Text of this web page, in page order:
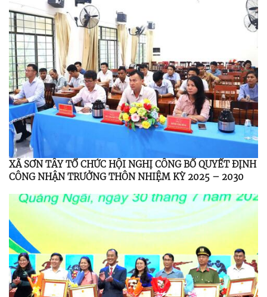
XÃ SƠN TÂY TỔ CHỨC HỘI NGHỊ CÔNG BỐ QUYẾT ĐỊNH
CÔNG NHẬN TRƯỞNG THÔN NHIỆM KỲ 2025 – 2030